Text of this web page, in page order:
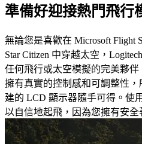
準備好迎接熱門飛行
無論您是喜歡在 Microsoft Flight
Star Citizen 中穿越太空，
任何飛行或太空模擬的完美夥伴
擁有真實的控制感和可調整性
建的 LCD 顯示器隨手可得。使
以自信地起飛，因為您擁有安全